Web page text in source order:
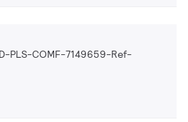
PLS-COMF-7149659-Ref-